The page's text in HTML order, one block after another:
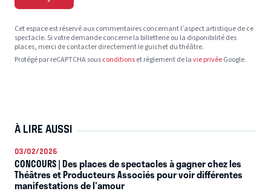
Cet espace est réservé aux commentaires concernant l’aspect artistique de ce
spectacle. Si votre demande concerne la billetterie ou la disponibilité des
places, merci de contacter directement le guichet du théâtre.
Protégé par reCAPTCHA sousconditionset règlement de lavie privéeGoogle.
À LIRE AUSSI
03/02/2026
CONCOURS | Des places de spectacles à gagner chez les
Théâtres et Producteurs Associés pour voir différentes
manifestations de l'amour